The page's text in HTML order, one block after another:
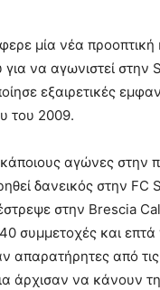
μία νέα προοπτική
να αγωνιστεί στην
εξαιρετικές
του 2009.
αγώνες στην
δανεικός στην FC
στην Brescia
συμμετοχές και
απαρατήρητες από
άρχισαν να κάνουν